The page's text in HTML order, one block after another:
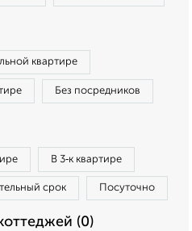
квартире
Без посредников
В 3‑к квартире
срок Посуточно
(0)